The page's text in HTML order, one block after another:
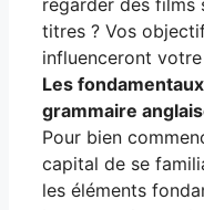
regarder des films
titres ? Vos
influenceront
Les
grammaire
Pour bien
capital de se
les éléments